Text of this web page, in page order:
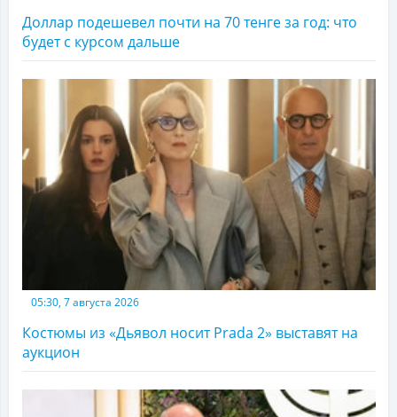
Доллар подешевел почти на 70 тенге за год: что
будет с курсом дальше
05:30, 7 августа 2026
Костюмы из «Дьявол носит Prada 2» выставят на
аукцион